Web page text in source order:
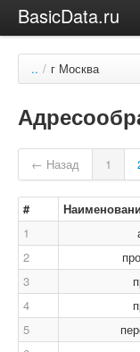
BasicData.ru
.. / г Москва
← Назад 1
#
1
2
3
4
5